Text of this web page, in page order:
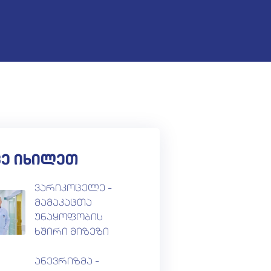
იხილეთ
ვარიკოცელე –
მამაკაცთა
უნაყოფობის
ხშირი მიზეზი
ანევრიზმა –